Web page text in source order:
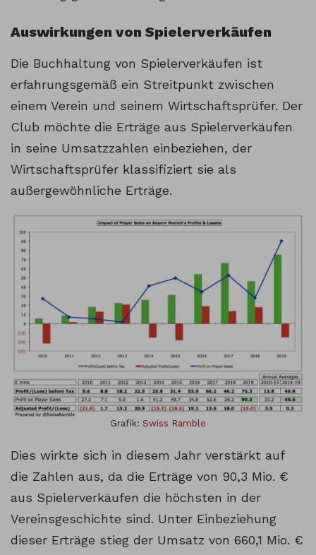
Auswirkungen von Spielerverkäufen
Die Buchhaltung von Spielerverkäufen ist
erfahrungsgemäß ein Streitpunkt zwischen
einem Verein und seinem Wirtschaftsprüfer. Der
Club möchte die Erträge aus Spielerverkäufen
in seine Umsatzzahlen einbeziehen, der
Wirtschaftsprüfer klassifiziert sie als
außergewöhnliche Erträge.
Grafik: Swiss Ramble
Dies wirkte sich in diesem Jahr verstärkt auf
die Zahlen aus, da die Erträge von 90,3 Mio. €
aus Spielerverkäufen die höchsten in der
Vereinsgeschichte sind. Unter Einbeziehung
dieser Erträge stieg der Umsatz von 660,1 Mio. €